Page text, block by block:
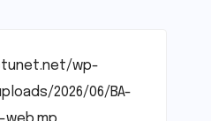
wp-
2026/06/BA-